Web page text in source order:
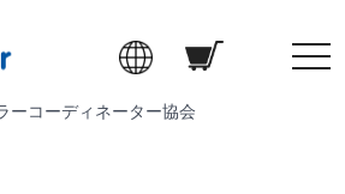
ーコーディネーター協会
t